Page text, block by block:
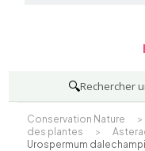
🔍Rechercher
Conservation Nature >
des plantes
>
Urospermum